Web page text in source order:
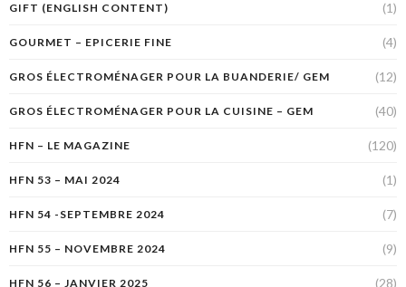
GIFT (ENGLISH CONTENT) (1)
GOURMET – EPICERIE FINE (4)
GROS ÉLECTROMÉNAGER POUR LA BUANDERIE/ GEM (12)
GROS ÉLECTROMÉNAGER POUR LA CUISINE – GEM (40)
HFN – LE MAGAZINE (120)
HFN 53 – MAI 2024 (1)
HFN 54 -SEPTEMBRE 2024 (7)
HFN 55 – NOVEMBRE 2024 (9)
HFN 56 – JANVIER 2025 (28)